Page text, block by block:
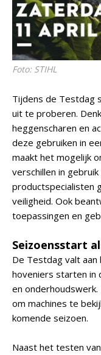
Foto: STIHL
Tijdens de Testdag
uit te proberen.
heggenscharen en
deze gebruiken in
maakt het mogelijk
verschillen in
productspecialisten
veiligheid. Ook
toepassingen en
Seizoensstart
De Testdag valt aan
hoveniers starten in
en
om machines te
komende seizoen.
Naast het testen